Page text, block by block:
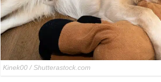
Kinek00 / Shutterastock.com